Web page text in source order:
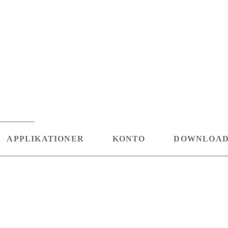
APPLIKATIONER KONTO